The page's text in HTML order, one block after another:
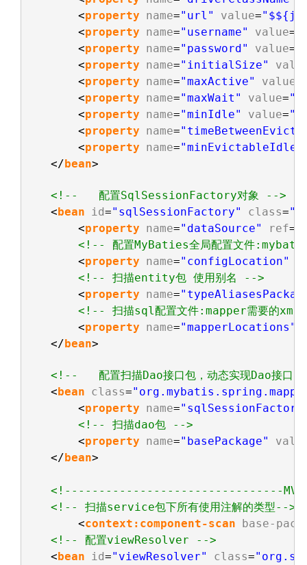
<property name="url" value=
<property name="username" value=
<property name="password" value=
<property name="initialSize"
<property name="maxActive" value
<property name="maxWait" value=
<property name="minIdle" value=
<property name=
<property name=
</bean>
<!--   配置SqlSessionFactory对象 -->
<bean id="sqlSessionFactory" class=
<property name="dataSource" ref=
<!-- 配置MyBaties全局配置文件
<property name="configLocation"
<!-- 扫描entity包 使用别名 -->
<property name=
<!-- 扫描sql配置文件:mapper需要的xml
<property name="mapperLocations"
</bean>
<!--   配置扫描Dao接口包，动态实现Dao接口
<bean class=
<property name=
<!-- 扫描dao包 -->
<property name="basePackage"
</bean>
<!--------------------------------
<!-- 扫描service包下所有使用注解的类型-->
<context:component-scan base-
<!-- 配置viewResolver -->
<bean id="viewResolver" class=